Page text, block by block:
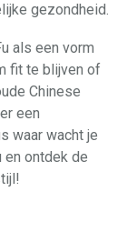
gezondheid.
als een vorm
fit te blijven of
Chinese
een
waar wacht je
en ontdek de